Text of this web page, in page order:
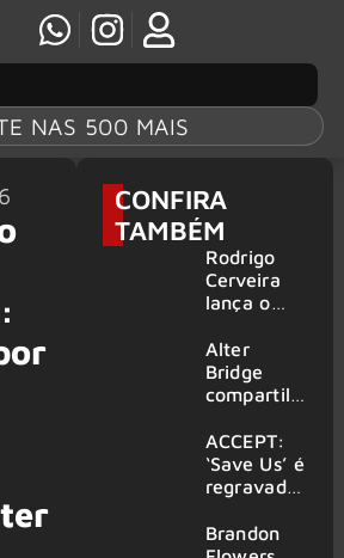
NAS 500 MAIS
CONFIRA
TAMBÉM
Rodrigo
Cerveira
lança o
Searcher”
Alter
Bridge
compartilh
vivo de
“Fortress”
gravada
am Ring
2026
ACCEPT:
‘Save Us’ é
regravada
membros
Brandon